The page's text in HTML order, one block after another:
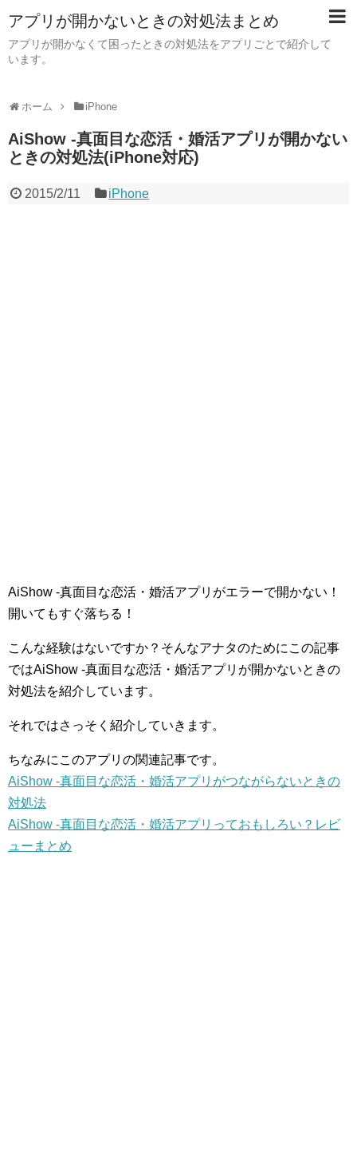
アプリが開かないときの対処法まとめ
アプリが開かなくて困ったときの対処法をアプリごとで紹介して
います。
ホーム iPhone
AiShow -真面目な恋活・婚活アプリが開かない
ときの対処法(iPhone対応)
2015/2/11 iPhone
AiShow -真面目な恋活・婚活アプリがエラーで開かない！
開いてもすぐ落ちる！
こんな経験はないですか？そんなアナタのためにこの記事
ではAiShow -真面目な恋活・婚活アプリが開かないときの
対処法を紹介しています。
それではさっそく紹介していきます。
ちなみにこのアプリの関連記事です。
AiShow -真面目な恋活・婚活アプリがつながらないときの
対処法
AiShow -真面目な恋活・婚活アプリっておもしろい？レビ
ューまとめ